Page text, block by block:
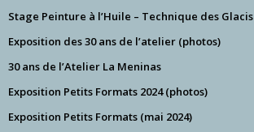
Stage Peinture à l’Huile – Technique des Glacis
Exposition des 30 ans de l’atelier (photos)
30 ans de l’Atelier La Meninas
Exposition Petits Formats 2024 (photos)
Exposition Petits Formats (mai 2024)